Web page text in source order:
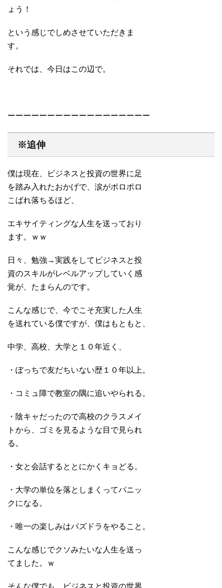
ょう！
という感じでしめさせていただきま
す。
それでは、今日はこの辺で。
ーーーーーーーーーーーーーーーーーー
※追伸
僕は現在、ビジネスと投資の世界に足
を踏み入れたおかげで、涙がポロポロ
こばれ落ちるほど、
エキサイティングな人生を送っており
ます。ｗｗ
日々、勉強→実践をしてビジネスと投
資のスキルがレベルアップしていく感
覚が、たまらんのです。
こんな感じで、今でこそ充実した人生
を送れている僕ですが、僕はもともと、
中学、高校、大学と１０年近く、
・ぼっちで友だちいない歴１０年以上。
・コミュ障で教室の隅に追いやられる。
・陰キャだったので高校のクラスメイ
トから、ゴミを見るような目で見られ
る。
・女と会話するととにかくキョどる。
・大学の単位を落としまくってパニッ
クになる。
・唯一の楽しみはパズドラをやること。
こんな感じでクソみたいな人生を送っ
てました。ｗ